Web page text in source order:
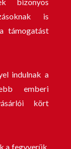
is
támogatást
indulnak a
emberi
kört
a fegyverük,